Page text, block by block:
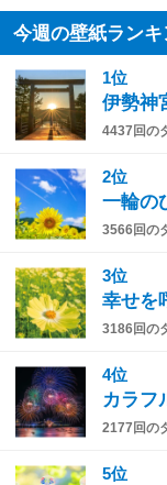
今週の壁紙ランキ
1位
伊勢神
4437回の
2位
一輪の
3566回の
3位
幸せを
3186回の
4位
カラフ
2177回の
5位